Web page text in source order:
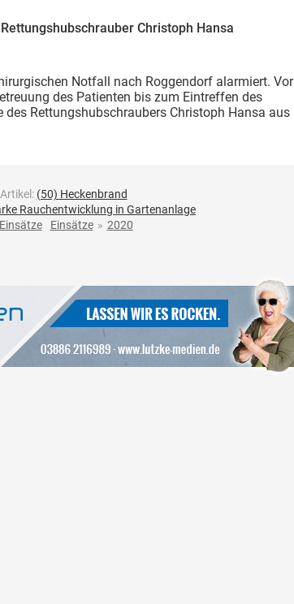
Christoph Hansa
Notfall nach Roggendorf alarmiert. Vor
des Patienten bis zum Eintreffen des
des Rettungshubschraubers Christoph Hansa aus
(50) Heckenbrand
Rauchentwicklung in Gartenanlage
Einsätze Einsätze » 2020